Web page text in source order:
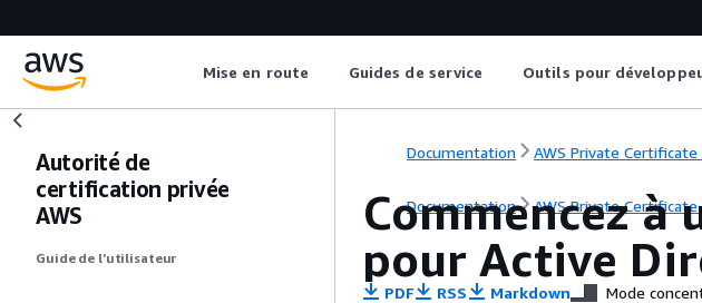
Mise en route Guides de service Outils pour
Autorité de
certification privée
AWS
Guide de l’utilisateur
Documentation AWS Private
Documentation AWS Private
Commencez à
pour Active
PDF RSS Markdown Mode